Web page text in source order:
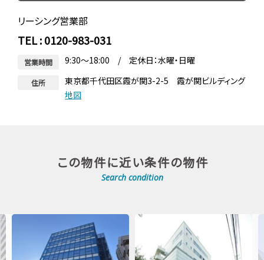
リーシング営業部
TEL : 0120-983-031
営業時間 9:30～18:00 / 定休日：水曜・日曜
住所
東京都千代田区霞が関3-2-5 霞が関ビルディング
地図
この物件に近い条件の物件
Search condition